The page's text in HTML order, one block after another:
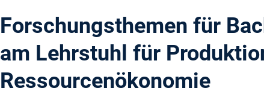
Forschungsthemen für
am Lehrstuhl für
Ressourcenökonomie